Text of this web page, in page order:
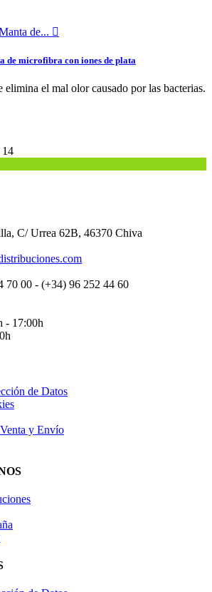

de microfibra con iones de plata
elimina el mal olor causado por las bacterias.
14
C/ Urrea 62B, 46370 Chiva
70 00 - (+34) 96 252 44 60
- 17:00h
de Datos
y Envío